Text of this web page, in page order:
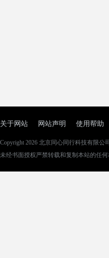
关于网站 网站声明 使用帮助
Copyright 2026 北京同心同行科技有限公司
未经书面授权严禁转载和复制本站的任何